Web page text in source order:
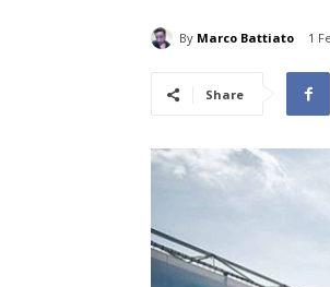
By Marco Battiato 1
Share